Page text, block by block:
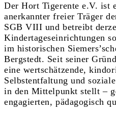
Der Hort Tigerente e.V. ist
anerkannter freier Träger
SGB VIII und betreibt
Kindertageseinrichtungen
im historischen
Bergstedt. Seit seiner
eine wertschätzende,
Selbstentfaltung und
in den Mittelpunkt stellt –
engagierten, pädagogisch